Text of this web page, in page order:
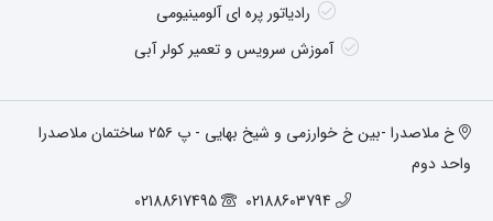
رادیاتور پره ای آلومینیومی
آموزش سرویس و تعمیر کولر آبی
خ ملاصدرا -بین خ خوارزمی و شیخ بهایی - پ ۲۵۶ ساختمان ملاصدرا
واحد دوم
02188603794
02188617495